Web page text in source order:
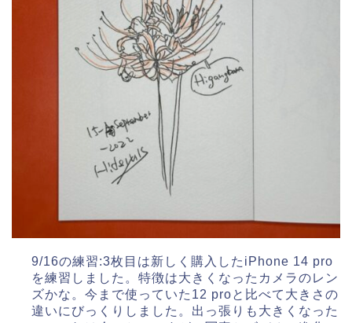
9/16の練習:3枚目は新しく購入したiPhone 14 pro
を練習しました。特徴は大きくなったカメラのレン
ズかな。今まで使っていた12 proと比べて大きさの
違いにびっくりしました。出っ張りも大きくなった